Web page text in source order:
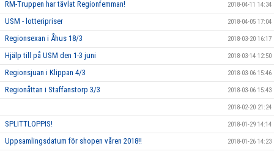
RM-Truppen har tävlat Regionfemman! 2018-04-11 14:34
USM - lotteripriser 2018-04-05 17:04
Regionsexan i Åhus 18/3 2018-03-20 16:17
Hjälp till på USM den 1-3 juni 2018-03-14 12:50
Regionsjuan i Klippan 4/3 2018-03-06 15:46
Regionåttan i Staffanstorp 3/3 2018-03-06 15:43
2018-02-20 21:24
SPLITTLOPPIS! 2018-01-29 14:14
Uppsamlingsdatum för shopen våren 2018!! 2018-01-26 14:23